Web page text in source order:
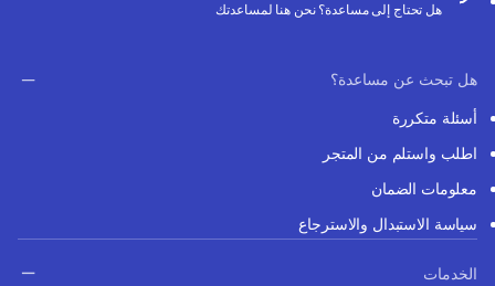
هل تحتاج إلى مساعدة؟ نحن هنا لمساعدتك
هل تبحث عن مساعدة؟
أسئلة متكررة
اطلب واستلم من المتجر
معلومات الضمان
سياسة الاستبدال والاسترجاع
الخدمات